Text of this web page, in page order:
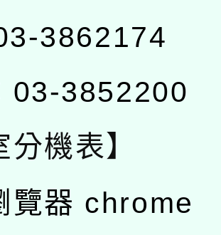
3862174
03-3852200
分機表】
覽器 chrome